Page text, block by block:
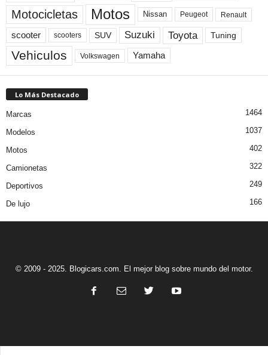
Motocicletas Motos Nissan Peugeot Renault
scooter scooters SUV Suzuki Toyota Tuning
Vehiculos Volkswagen Yamaha
Lo Más Destacado
Marcas 1464
Modelos 1037
Motos 402
Camionetas 322
Deportivos 249
De lujo 166
© 2009 - 2025. Blogicars.com. El mejor blog sobre mundo del motor.